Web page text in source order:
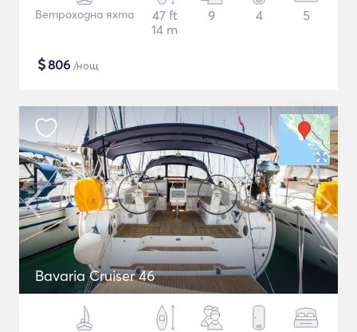
Ветроходна яхта
47 ft
14 m
9 4 5
$806 /нощ
Bavaria Cruiser 46